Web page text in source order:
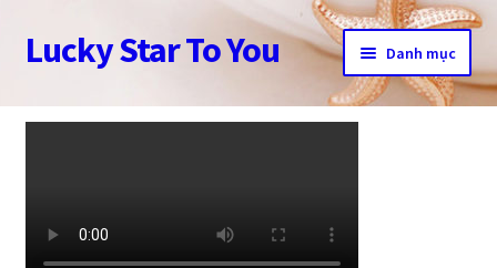
Đi
đến
hướng
Chuyển
đến
dung
Lucky Star To You Danh mục
Trang chủ
Cửa hàng